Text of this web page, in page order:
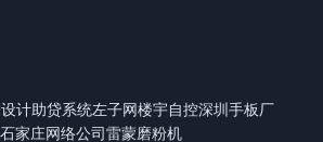
计助贷系统左子网楼宇自控深圳手板厂
石家庄网络公司雷蒙磨粉机